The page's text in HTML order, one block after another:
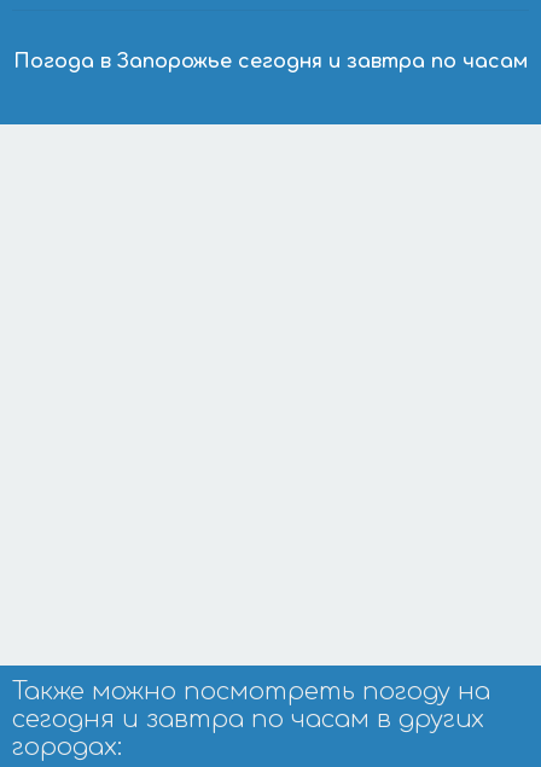
Погода в Запорожье сегодня и завтра по часам
Также можно посмотреть погоду на
сегодня и завтра по часам в других
городах: